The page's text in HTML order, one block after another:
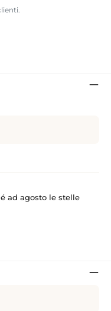
ad agosto le stelle